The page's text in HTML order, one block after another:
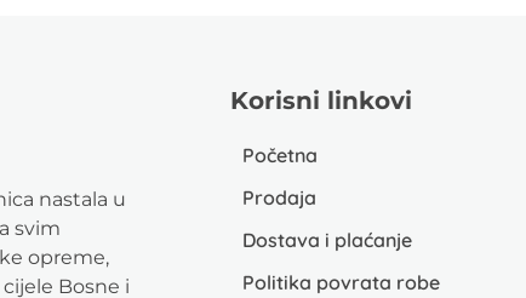
nastala u
svim
opreme,
Bosne i
Korisni linkovi
Početna
Prodaja
Dostava i plaćanje
Politika povrata robe